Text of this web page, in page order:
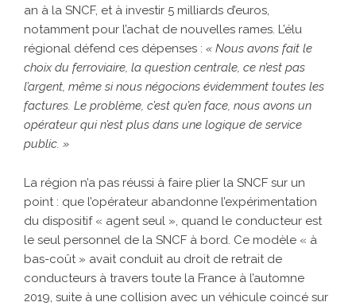
an à la SNCF, et à investir 5 milliards d’euros,
notamment pour l’achat de nouvelles rames. L’élu
régional défend ces dépenses : « Nous avons fait le
choix du ferroviaire, la question centrale, ce n’est pas
l’argent, même si nous négocions évidemment toutes les
factures. Le problème, c’est qu’en face, nous avons un
opérateur qui n’est plus dans une logique de service
public. »
La région n’a pas réussi à faire plier la SNCF sur un
point : que l’opérateur abandonne l’expérimentation
du dispositif « agent seul », quand le conducteur est
le seul personnel de la SNCF à bord. Ce modèle « à
bas-coût » avait conduit au droit de retrait de
conducteurs à travers toute la France à l’automne
2019, suite à une collision avec un véhicule coincé sur